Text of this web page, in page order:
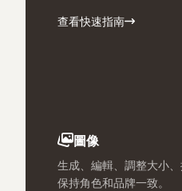
查看快速指南
圖像
生成、編輯、調整大小
保持角色和品牌一致。